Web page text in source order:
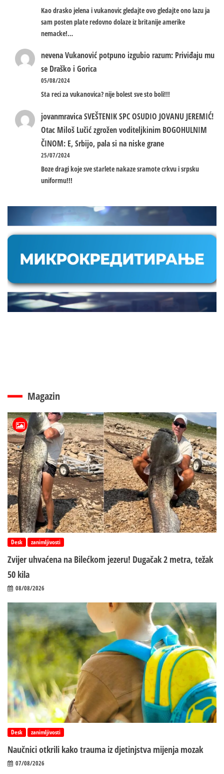
Kao drasko jelena i vukanovic gledajte ovo gledajte ono lazu ja
sam posten plate redovno dolaze iz britanije amerike
nemacke!…
nevenaVukanović potpuno izgubio razum: Priviđaju mu
se Draško i Gorica
05/08/2024
Sta reci za vukanovica? nije bolest sve sto boli!!!
jovanmravicaSVEŠTENIK SPC OSUDIO JOVANU JEREMIĆ!
Otac Miloš Lučić zgrožen voditeljkinim BOGOHULNIM
ČINOM: E, Srbijo, pala si na niske grane
25/07/2024
Boze dragi koje sve starlete nakaze sramote crkvu i srpsku
uniformu!!!
Magazin
Desk zanimljivosti
Zvijer uhvaćena na Bilećkom jezeru! Dugačak 2 metra, težak
50 kila
08/08/2026
Desk zanimljivosti
Naučnici otkrili kako trauma iz d‌jetinjstva mijenja mozak
07/08/2026